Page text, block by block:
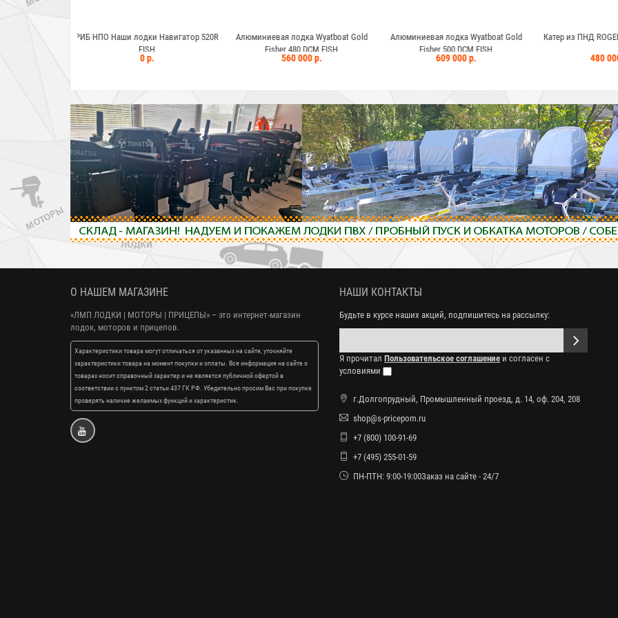
Навигатор 520R
Алюминиевая лодка Wyatboat Gold
Fisher 480 DCM FISH
560 000 р.
Алюминиевая лодка Wyatboat Gold
Fisher 500 DCM FISH
609 000 р.
Катер из ПНД ROGER Fish Fanat 4600
480 000 р.
Лодочный
1 049
О НАШЕМ МАГАЗИНЕ
«ЛМП ЛОДКИ | МОТОРЫ | ПРИЦЕПЫ» – это интернет-магазин
лодок, моторов и прицепов.
Характеристики товара могут отличаться от указанных на сайте, уточняйте
характеристики товара на момент покупки и оплаты. Вся информация на сайте о
товарах носит справочный характер и не является публичной офертой в
соответствии с пунктом 2 статьи 437 ГК РФ. Убедительно просим Вас при покупке
проверять наличие желаемых функций и характеристик.
НАШИ КОНТАКТЫ
Будьте в курсе наших акций, подпишитесь на рассылку:
Я прочитал Пользовательское соглашение и согласен с
условиями
г.Долгопрудный, Промышленный проезд, д. 14, оф. 204, 208
shop@s-pricepom.ru
+7 (800) 100-91-69
+7 (495) 255-01-59
ПН-ПТН: 9:00-19:00Заказ на сайте - 24/7